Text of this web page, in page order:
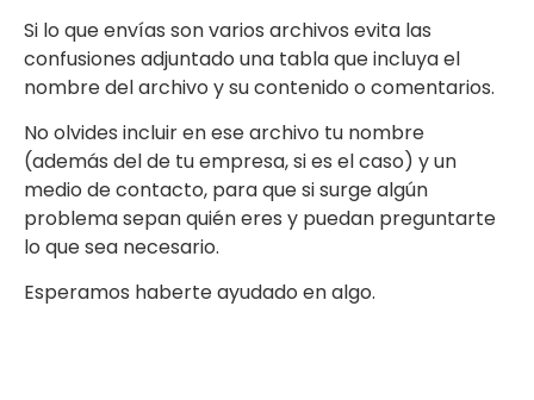
Si lo que envías son varios archivos evita las
confusiones adjuntado una tabla que incluya el
nombre del archivo y su contenido o comentarios.
No olvides incluir en ese archivo tu nombre
(además del de tu empresa, si es el caso) y un
medio de contacto, para que si surge algún
problema sepan quién eres y puedan preguntarte
lo que sea necesario.
Esperamos haberte ayudado en algo.